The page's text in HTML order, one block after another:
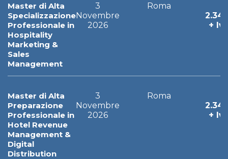
Master di Alta
Specializzazione
Professionale in
Hospitality
Marketing &
Sales
Management
3
Novembre
2026
Roma
+
Master di Alta
Preparazione
Professionale in
Hotel Revenue
Management &
Digital
Distribution
3
Novembre
2026
Roma
+